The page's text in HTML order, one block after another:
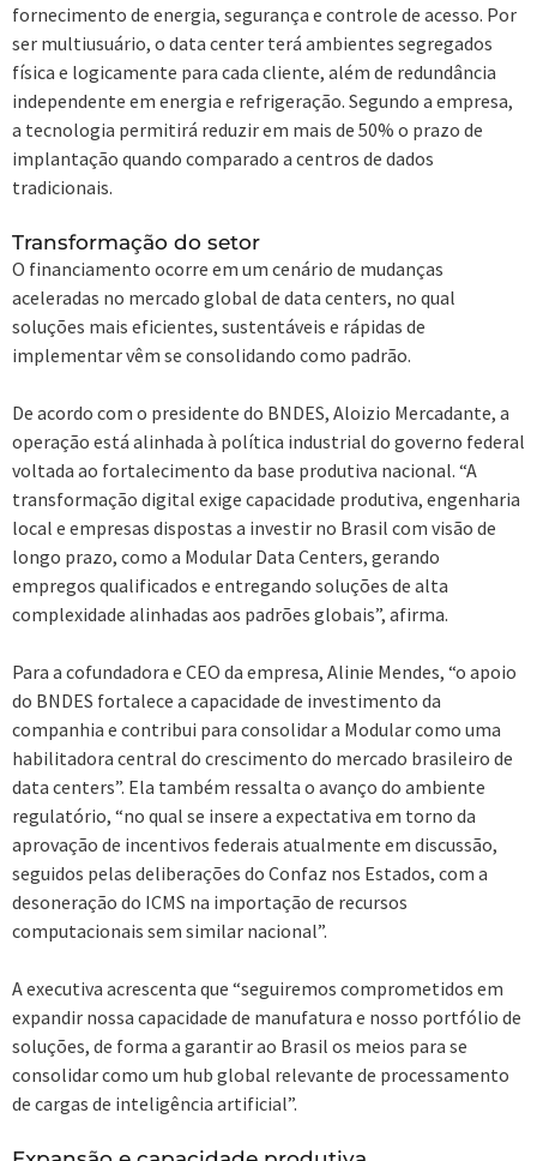
fornecimento de energia, segurança e controle de acesso. Por
ser multiusuário, o data center terá ambientes segregados
física e logicamente para cada cliente, além de redundância
independente em energia e refrigeração. Segundo a empresa,
a tecnologia permitirá reduzir em mais de 50% o prazo de
implantação quando comparado a centros de dados
tradicionais.
Transformação do setor
O financiamento ocorre em um cenário de mudanças
aceleradas no mercado global de data centers, no qual
soluções mais eficientes, sustentáveis e rápidas de
implementar vêm se consolidando como padrão.
De acordo com o presidente do BNDES, Aloizio Mercadante, a
operação está alinhada à política industrial do governo federal
voltada ao fortalecimento da base produtiva nacional. “A
transformação digital exige capacidade produtiva, engenharia
local e empresas dispostas a investir no Brasil com visão de
longo prazo, como a Modular Data Centers, gerando
empregos qualificados e entregando soluções de alta
complexidade alinhadas aos padrões globais”, afirma.
Para a cofundadora e CEO da empresa, Alinie Mendes, “o apoio
do BNDES fortalece a capacidade de investimento da
companhia e contribui para consolidar a Modular como uma
habilitadora central do crescimento do mercado brasileiro de
data centers”. Ela também ressalta o avanço do ambiente
regulatório, “no qual se insere a expectativa em torno da
aprovação de incentivos federais atualmente em discussão,
seguidos pelas deliberações do Confaz nos Estados, com a
desoneração do ICMS na importação de recursos
computacionais sem similar nacional”.
A executiva acrescenta que “seguiremos comprometidos em
expandir nossa capacidade de manufatura e nosso portfólio de
soluções, de forma a garantir ao Brasil os meios para se
consolidar como um hub global relevante de processamento
de cargas de inteligência artificial”.